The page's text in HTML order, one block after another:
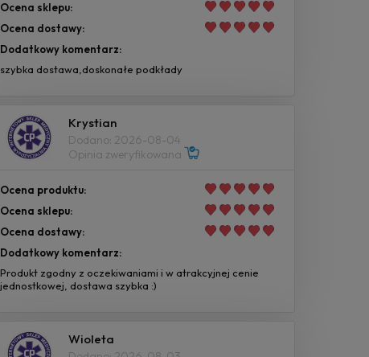
Ocena sklepu:
Ocena dostawy:
Dodatkowy komentarz:
szybka dostawa,doskonałe podkłady
Krystian
Dodano: 2026-08-04
Opinia zweryfikowana
Ocena produktu:
Ocena sklepu:
Ocena dostawy:
Dodatkowy komentarz:
Produkt zgodny z oczekiwaniami i w atrakcyjnej cenie
jednostkowej, dostawa szybka :)
Wioleta